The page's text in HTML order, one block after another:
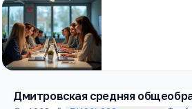
Дмитровская средняя